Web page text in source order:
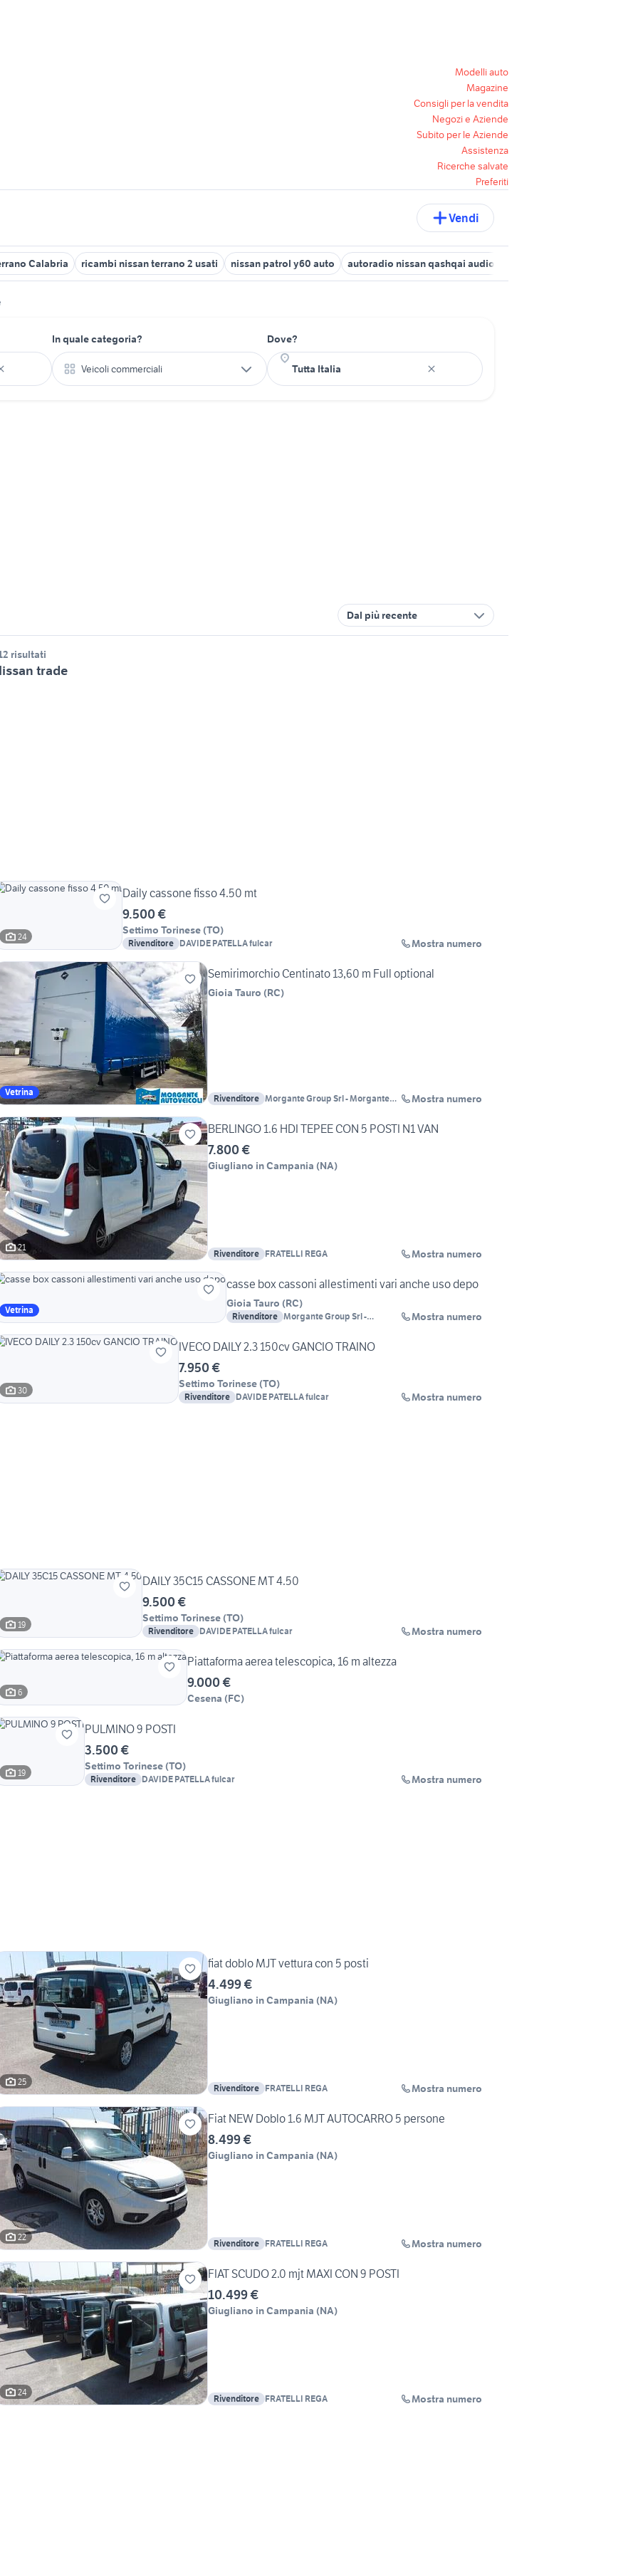
Modelli auto
Magazine
Consigli per la vendita
Negozi e Aziende
Subito per le Aziende
Assistenza
Ricerche salvate
Preferiti
Vendi
Calabria ricambi nissan terrano 2 usati nissan patrol y60 auto autoradio nissan qashqai audio video
In quale categoria?
Veicoli commerciali
Dove?
Dal più recente
risultati
trade
24
Daily cassone fisso 4.50 mt
9.500 €
Settimo Torinese (TO)
Rivenditore DAVIDE PATELLA fulcar Mostra numero
Vetrina
Semirimorchio Centinato 13,60 m Full optional
Gioia Tauro (RC)
Rivenditore Morgante Group Srl - Morgante
Mostra numero
21
BERLINGO 1.6 HDI TEPEE CON 5 POSTI N1 VAN
7.800 €
Giugliano in Campania (NA)
Rivenditore FRATELLI REGA Mostra numero
Vetrina
casse box cassoni allestimenti vari anche uso depo
Gioia Tauro (RC)
Rivenditore Morgante Group Srl -
Mostra numero
30
IVECO DAILY 2.3 150cv GANCIO TRAINO
7.950 €
Settimo Torinese (TO)
Rivenditore DAVIDE PATELLA fulcar Mostra numero
19
DAILY 35C15 CASSONE MT 4.50
9.500 €
Settimo Torinese (TO)
Rivenditore DAVIDE PATELLA fulcar Mostra numero
6
Piattaforma aerea telescopica, 16 m altezza
9.000 €
Cesena (FC)
19
PULMINO 9 POSTI
3.500 €
Settimo Torinese (TO)
Rivenditore DAVIDE PATELLA fulcar Mostra numero
25
fiat doblo MJT vettura con 5 posti
4.499 €
Giugliano in Campania (NA)
Rivenditore FRATELLI REGA Mostra numero
22
Fiat NEW Doblo 1.6 MJT AUTOCARRO 5 persone
8.499 €
Giugliano in Campania (NA)
Rivenditore FRATELLI REGA Mostra numero
24
FIAT SCUDO 2.0 mjt MAXI CON 9 POSTI
10.499 €
Giugliano in Campania (NA)
Rivenditore FRATELLI REGA Mostra numero